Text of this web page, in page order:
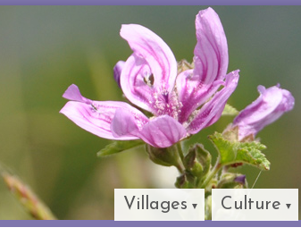
Villages Culture